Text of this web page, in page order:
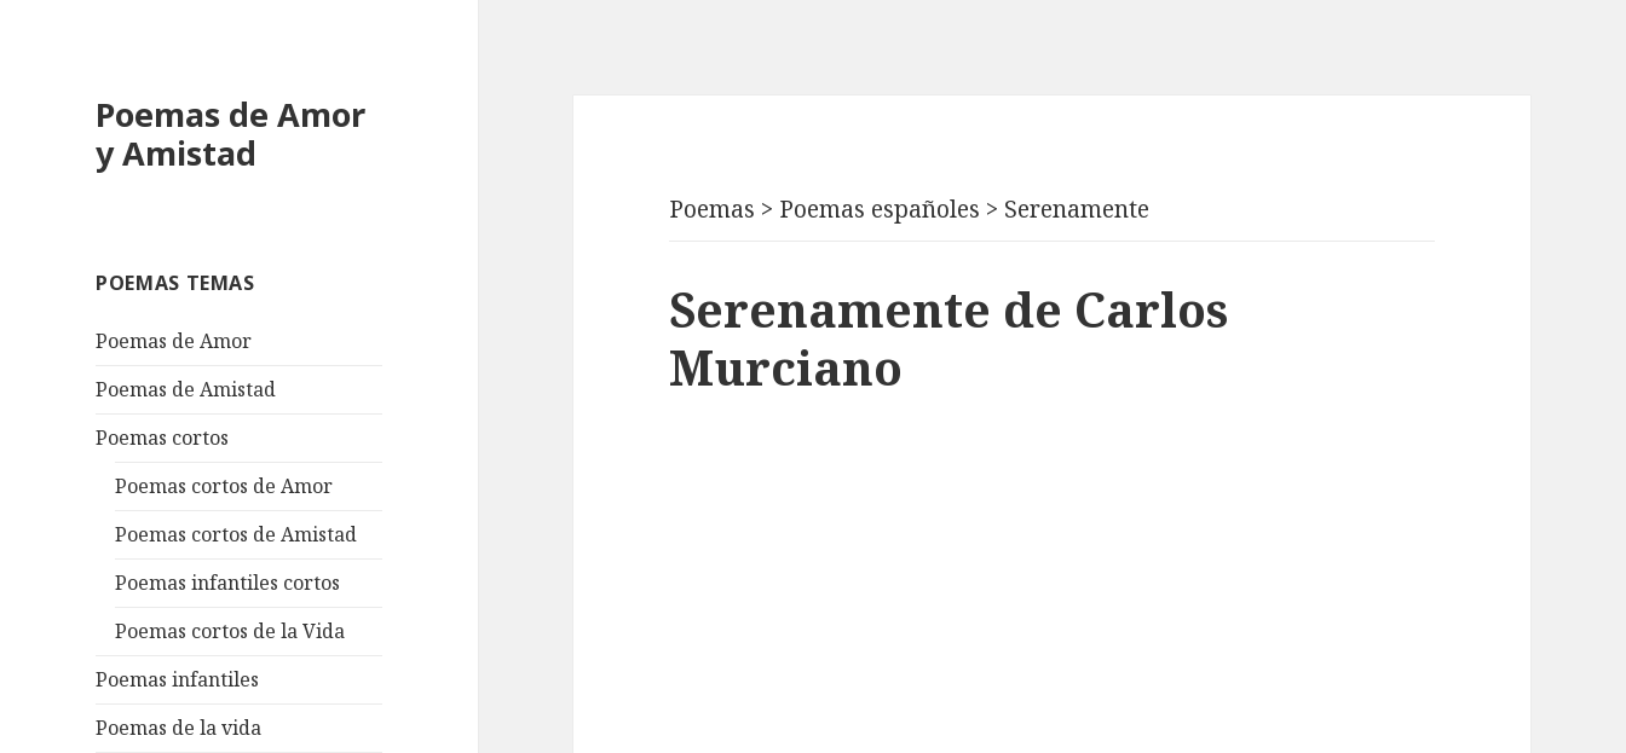
Poemas de Amor
y Amistad
POEMAS TEMAS
Poemas de Amor
Poemas de Amistad
Poemas cortos
Poemas cortos de Amor
Poemas cortos de Amistad
Poemas infantiles cortos
Poemas cortos de la Vida
Poemas infantiles
Poemas de la vida
Poemas > Poemas españoles > Serenamente
Serenamente de Carlos
Murciano